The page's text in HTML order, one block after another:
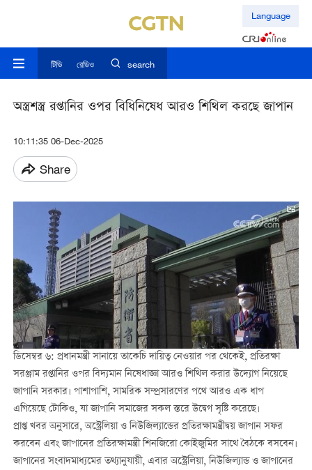
Language
টিভি রেডিও search
অস্ত্রশস্ত্র রপ্তানির ওপর বিধিনিষেধ আরও শিথিল করছে জাপান
10:11:35 06-Dec-2025
Share
ডিসেম্বর ৬: প্রধানমন্ত্রী সানায়ে তাকেচি দায়িত্ব নেওয়ার পর থেকেই, প্রতিরক্ষা
সরঞ্জাম রপ্তানির ওপর বিদ্যমান নিষেধাজ্ঞা আরও শিথিল করার উদ্যোগ নিয়েছে
জাপানি সরকার। পাশাপাশি, সামরিক সম্প্রসারণের পথে আরও এক ধাপ
এগিয়েছে টোকিও, যা জাপানি সমাজের সকল স্তরে উদ্বেগ সৃষ্টি করেছে।
প্রাপ্ত খবর অনুসারে, অস্ট্রেলিয়া ও নিউজিল্যান্ডের প্রতিরক্ষামন্ত্রীদ্বয় জাপান সফর
করবেন এবং জাপানের প্রতিরক্ষামন্ত্রী শিনজিরো কোইজুমির সাথে বৈঠকে বসবেন।
জাপানের সংবাদমাধ্যমের তথ্যানুযায়ী, এবার অস্ট্রেলিয়া, নিউজিল্যান্ড ও জাপানের